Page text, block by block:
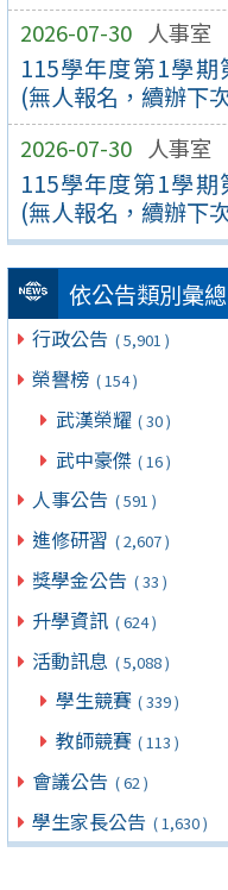
2026-07-30 人事室
115學年度第1學
(無人報名，續辦下
2026-07-30 人事室
115學年度第1學
(無人報名，續辦下
依公告類別彙總
行政公告 ( 5,901 )
榮譽榜 ( 154 )
武漢榮耀 ( 30 )
武中豪傑 ( 16 )
人事公告 ( 591 )
進修研習 ( 2,607 )
獎學金公告 ( 33 )
升學資訊 ( 624 )
活動訊息 ( 5,088 )
學生競賽 ( 339 )
教師競賽 ( 113 )
會議公告 ( 62 )
學生家長公告 ( 1,630 )